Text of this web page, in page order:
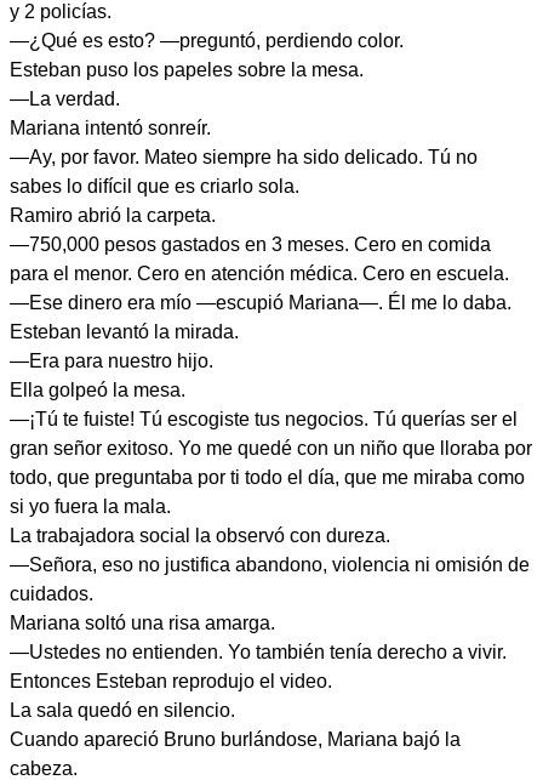
y 2 policías.
—¿Qué es esto? —preguntó, perdiendo color.
Esteban puso los papeles sobre la mesa.
—La verdad.
Mariana intentó sonreír.
—Ay, por favor. Mateo siempre ha sido delicado. Tú no
sabes lo difícil que es criarlo sola.
Ramiro abrió la carpeta.
—750,000 pesos gastados en 3 meses. Cero en comida
para el menor. Cero en atención médica. Cero en escuela.
—Ese dinero era mío —escupió Mariana—. Él me lo daba.
Esteban levantó la mirada.
—Era para nuestro hijo.
Ella golpeó la mesa.
—¡Tú te fuiste! Tú escogiste tus negocios. Tú querías ser el
gran señor exitoso. Yo me quedé con un niño que lloraba por
todo, que preguntaba por ti todo el día, que me miraba como
si yo fuera la mala.
La trabajadora social la observó con dureza.
—Señora, eso no justifica abandono, violencia ni omisión de
cuidados.
Mariana soltó una risa amarga.
—Ustedes no entienden. Yo también tenía derecho a vivir.
Entonces Esteban reprodujo el video.
La sala quedó en silencio.
Cuando apareció Bruno burlándose, Mariana bajó la
cabeza.